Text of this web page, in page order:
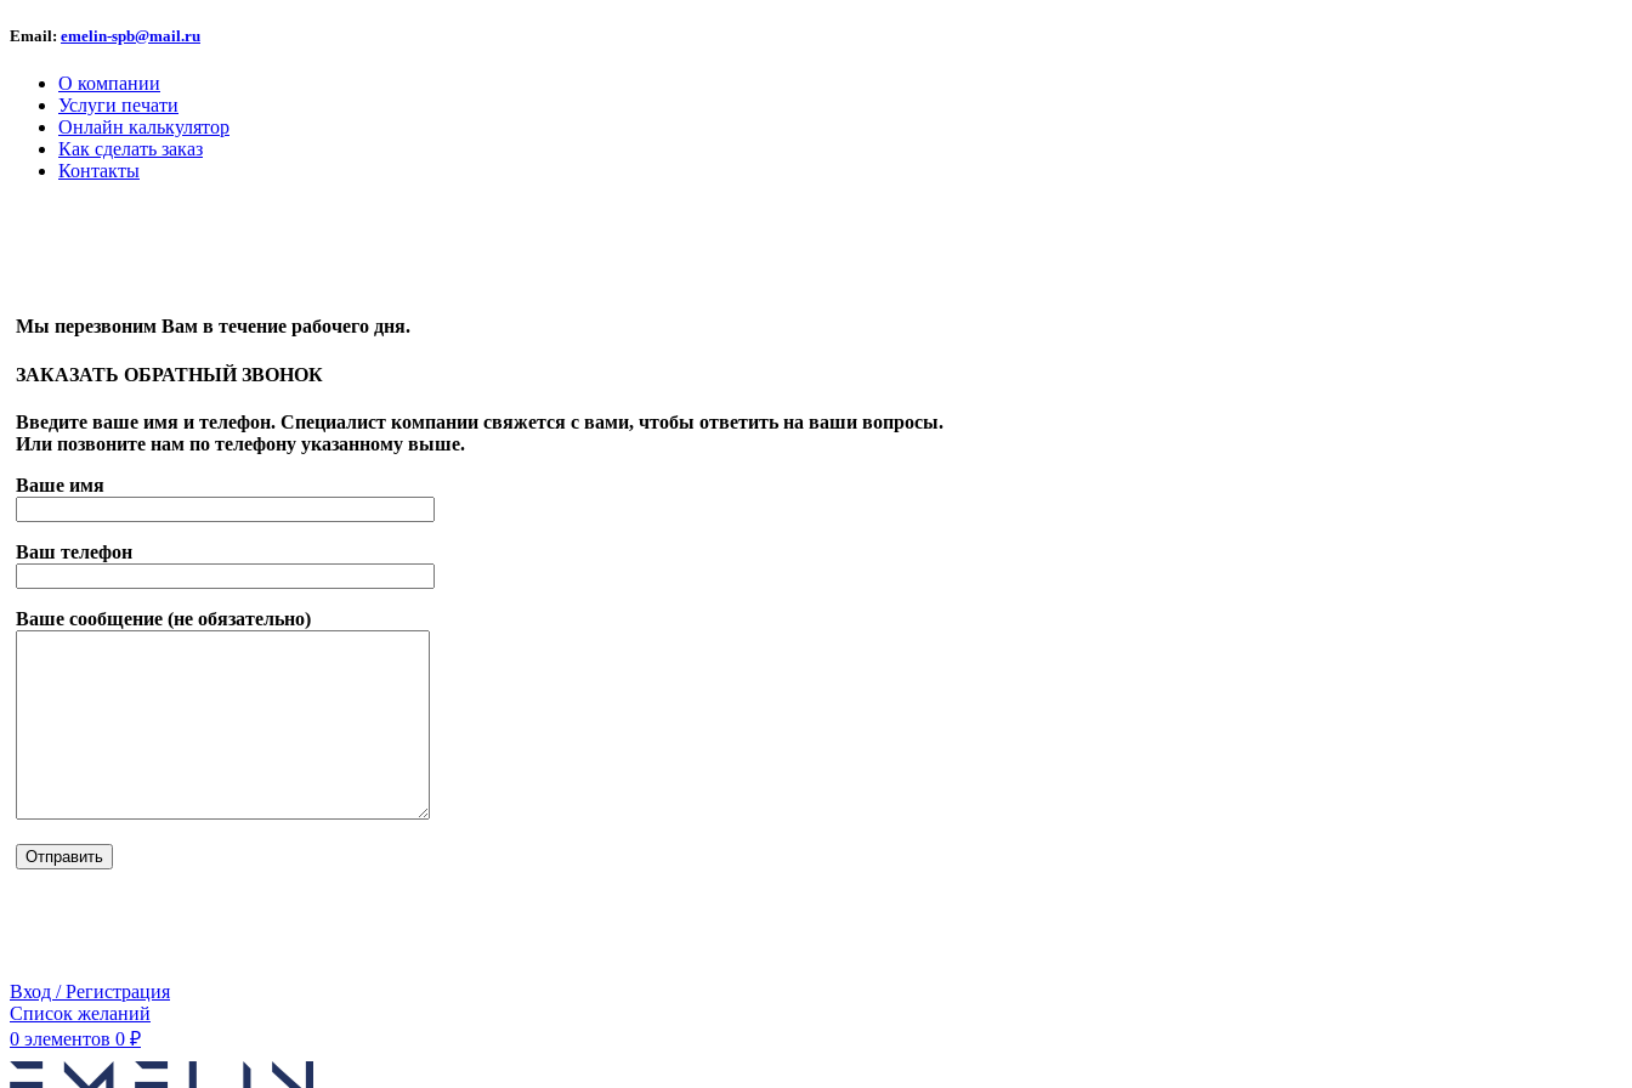
Email: emelin-spb@mail.ru
О компании
Услуги печати
Онлайн калькулятор
Как сделать заказ
Контакты
Мы перезвоним Вам в течение рабочего дня.
ЗАКАЗАТЬ ОБРАТНЫЙ ЗВОНОК
Введите ваше имя и телефон. Специалист компании свяжется с вами, чтобы ответить на ваши вопросы.
Или позвоните нам по телефону указанному выше.
Ваше имя
Ваш телефон
Ваше сообщение (не обязательно)
Вход / Регистрация
Список желаний
0 элементов 0 ₽